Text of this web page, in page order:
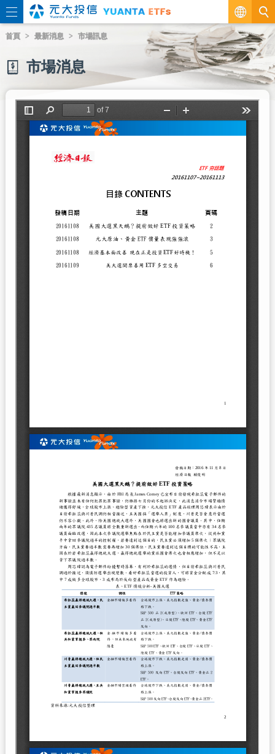
繁
EN
首頁 最新消息 市場訊息
市場消息